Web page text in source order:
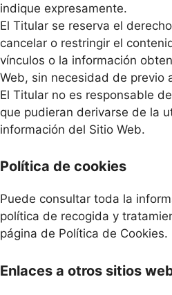
indique expresamente.
El Titular se reserva el
cancelar o restringir el
vínculos o la información
Web, sin necesidad de previo
El Titular no es responsable
que pudieran derivarse de la
información del Sitio Web.
Política de cookies
Puede consultar toda la
política de recogida y
página de Política de Cookies.
Enlaces a otros sitios